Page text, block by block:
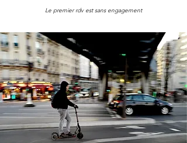
Le premier rdv est sans engagement